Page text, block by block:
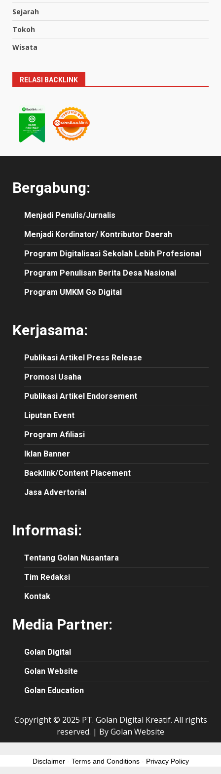
Sejarah
Tokoh
Wisata
RELASI BACKLINK
Bergabung:
Menjadi Penulis/Jurnalis
Menjadi Kordinator/ Kontributor Daerah
Program Digitalisasi Sekolah Lebih Profesional
Program Penulisan Berita Desa Nasional
Program UMKM Go Digital
Kerjasama:
Publikasi Artikel Press Release
Promosi Usaha
Publikasi Artikel Endorsement
Liputan Event
Program Afiliasi
Iklan Banner
Backlink/Content Placement
Jasa Advertorial
Informasi:
Tentang Golan Nusantara
Tim Redaksi
Kontak
Media Partner:
Golan Digital
Golan Website
Golan Education
Copyright © 2025 PT. Golan Digital Kreatif. All rights
reserved. | By Golan Website
Disclaimer- Terms and Conditions- Privacy Policy